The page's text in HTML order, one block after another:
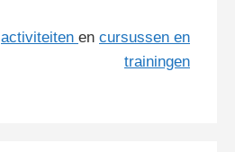
activiteiten en cursussen en
trainingen